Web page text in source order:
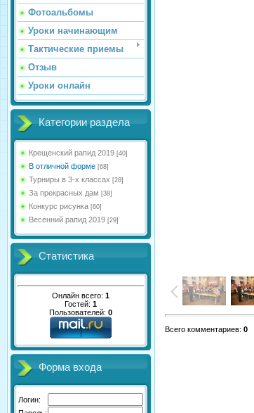
Фотоальбомы
Уроки начинающим
Тактические приемы
Отзыв
Уроки онлайн
Категории раздела
Крещенский рапид 2019 [40]
В отличной форме [68]
Турниры в 3-х классах [28]
За прекрасных дам [38]
Конкурс рисунка [60]
Весенний рапид 2019 [29]
Статистика
Онлайн всего: 1
Гостей: 1
Пользователей: 0
Форма входа
Логин:
Всего комментариев: 0